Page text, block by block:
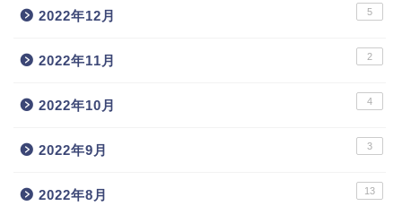
2022年12月 5
2022年11月 2
2022年10月 4
2022年9月 3
2022年8月 13